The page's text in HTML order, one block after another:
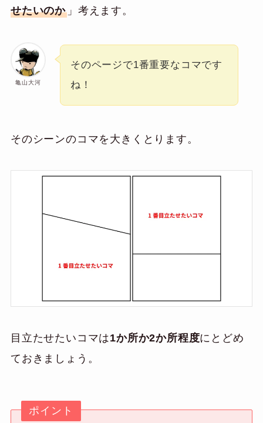
せたいのか」考えます。
亀山大河
そのページで1番重要なコマです
ね！
そのシーンのコマを大きくとります。
目立たせたいコマは1か所か2か所程度にとどめ
ておきましょう。
ポイント